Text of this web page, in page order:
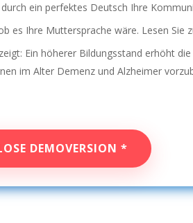
ein perfektes Deutsch Ihre
es Ihre Muttersprache wäre. Lesen Sie
Ein höherer Bildungsstand erhöht
im Alter Demenz und Alzheimer
DEMOVERSION *